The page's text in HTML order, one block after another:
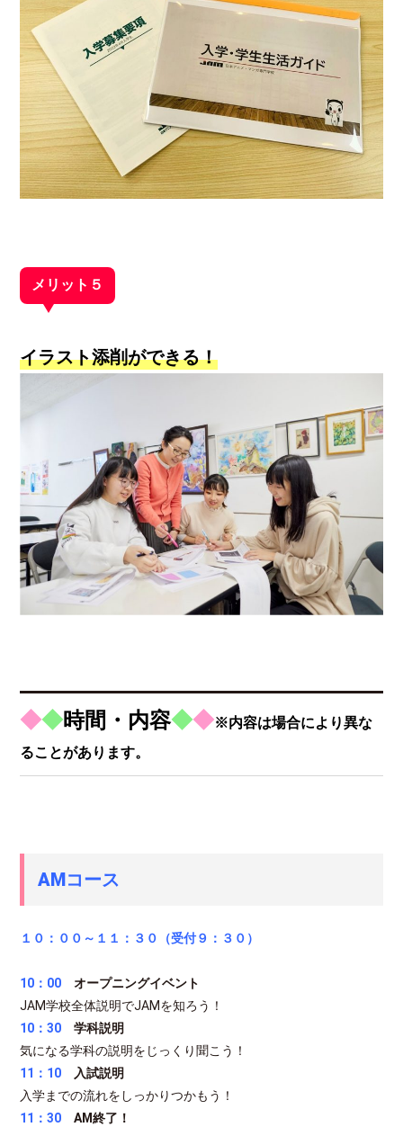
メリット５
イラスト添削ができる！
◆◆時間・内容◆◆※内容は場合により異な
ることがあります。
AMコース
１０：００～１１：３０（受付９：３０）
10：00 オープニングイベント
JAM学校全体説明でJAMを知ろう！
10：30 学科説明
気になる学科の説明をじっくり聞こう！
11：10 入試説明
入学までの流れをしっかりつかもう！
11：30 AM終了！